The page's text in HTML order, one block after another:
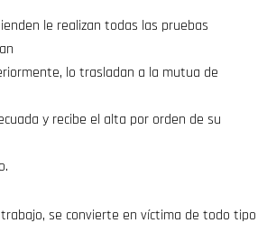
le realizan todas las pruebas
lo trasladan a la mutua de
y recibe el alta por orden de su
se convierte en víctima de todo tipo